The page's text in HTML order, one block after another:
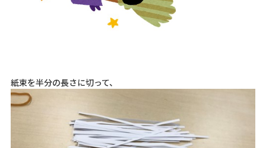
紙束を半分の長さに切って、